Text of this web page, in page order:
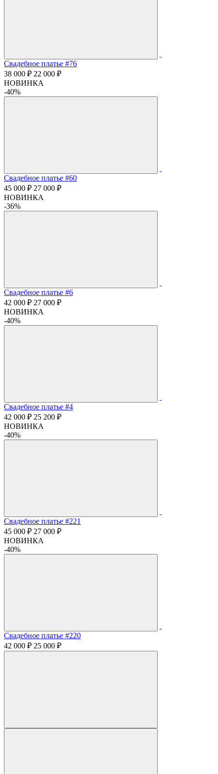
Свадебное платье #76
38 000 ₽ 22 000 ₽
НОВИНКА
-40%
Свадебное платье #60
45 000 ₽ 27 000 ₽
НОВИНКА
-36%
Свадебное платье #6
42 000 ₽ 27 000 ₽
НОВИНКА
-40%
Свадебное платье #4
42 000 ₽ 25 200 ₽
НОВИНКА
-40%
Свадебное платье #221
45 000 ₽ 27 000 ₽
НОВИНКА
-40%
Свадебное платье #220
42 000 ₽ 25 000 ₽